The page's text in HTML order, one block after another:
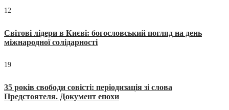
12
Світові лідери в Києві: богословський погляд на день
міжнародної солідарності
19
35 років свободи совісті: періодизація зі слова
Предстоятеля. Документ епохи